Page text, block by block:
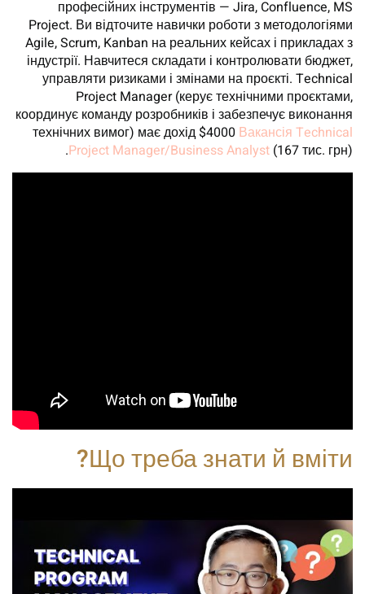
професійних інструментів — Jira, Confluence, MS
Project. Ви відточите навички роботи з методологіями
Agile, Scrum, Kanban на реальних кейсах і прикладах з
індустрії. Навчитеся складати і контролювати бюджет,
управляти ризиками і змінами на проєкті. Technical
Project Manager (керує технічними проєктами,
координує команду розробників і забезпечує виконання
технічних вимог) має дохід $4000 Вакансія Technical
Project Manager/Business Analyst (167 тис. грн).
Що треба знати й вміти?